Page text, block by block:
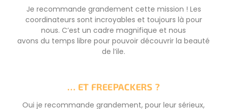
Je recommande grandement cette mission ! Les
coordinateurs sont incroyables et toujours là pour
nous. C’est un cadre magnifique et nous
avons du temps libre pour pouvoir découvrir la beauté
de l’ile.
… ET FREEPACKERS ?
Oui je recommande grandement, pour leur sérieux,